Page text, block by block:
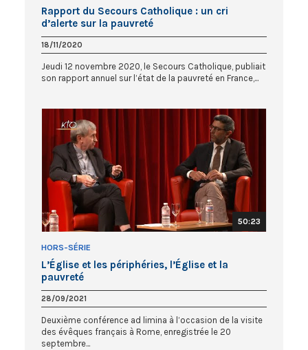
Rapport du Secours Catholique : un cri
d’alerte sur la pauvreté
18/11/2020
Jeudi 12 novembre 2020, le Secours Catholique, publiait
son rapport annuel sur l’état de la pauvreté en France,...
50:23
HORS-SÉRIE
L’Église et les périphéries, l’Église et la
pauvreté
28/09/2021
Deuxième conférence ad limina à l’occasion de la visite
des évêques français à Rome, enregistrée le 20
septembre...